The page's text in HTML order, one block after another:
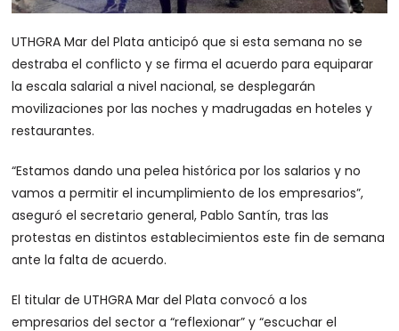
UTHGRA Mar del Plata anticipó que si esta semana no se
destraba el conflicto y se firma el acuerdo para equiparar
la escala salarial a nivel nacional, se desplegarán
movilizaciones por las noches y madrugadas en hoteles y
restaurantes.
“Estamos dando una pelea histórica por los salarios y no
vamos a permitir el incumplimiento de los empresarios”,
aseguró el secretario general, Pablo Santín, tras las
protestas en distintos establecimientos este fin de semana
ante la falta de acuerdo.
El titular de UTHGRA Mar del Plata convocó a los
empresarios del sector a “reflexionar” y “escuchar el